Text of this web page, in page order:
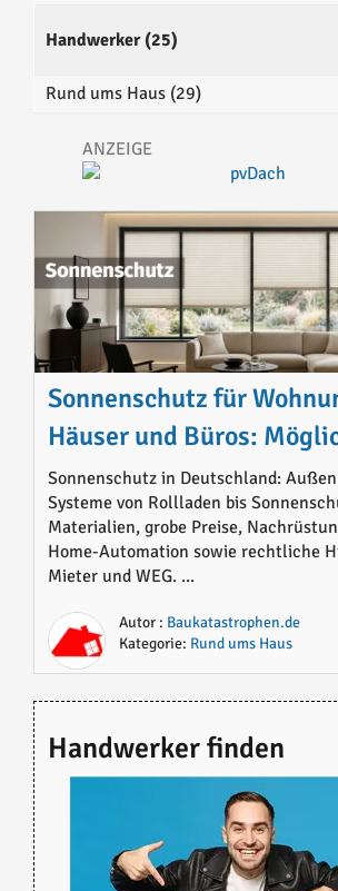
Handwerker (25)
Rund ums Haus (29)
Sonnenschutz für
Häuser und Büros:
Materialien, Preise und
Lösungen im Überblick
Sonnenschutz in Deutschland:
Systeme von Rollladen bis
Materialien, grobe Preise,
Home-Automation sowie rechtliche
Mieter und WEG. ...
Autor : Baukatastrophen.de
Kategorie: Rund ums Haus
Handwerker finden